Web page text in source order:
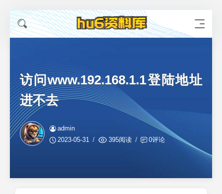
访问www.192.168.1.1登陆地址
进不去
admin
2023-05-31
395阅读 0评论